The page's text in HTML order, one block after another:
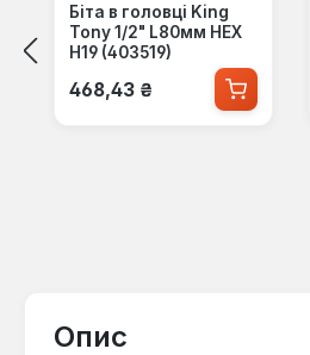
Біта в головці King
Tony 1/2" L80мм HEX
H19 (403519)
Звичайна ціна:
468,43 ₴
Опис